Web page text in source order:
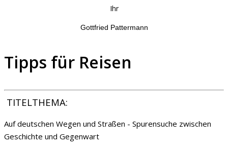
Ihr
Gottfried Pattermann
Tipps für Reisen
TITELTHEMA:
Auf deutschen Wegen und Straßen - Spurensuche zwischen
Geschichte und Gegenwart